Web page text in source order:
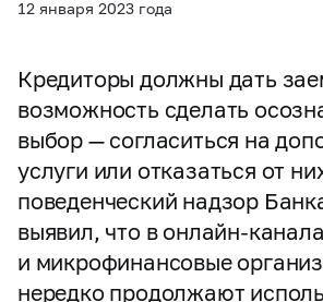
12 января 2023 года
Кредиторы должны дать
возможность сделать
выбор — согласиться на
услуги или отказаться от
поведенческий надзор
выявил, что в онлайн-
и микрофинансовые
нередко продолжают